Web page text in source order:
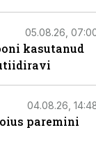
05.08.26,
kasutanud
04.08.26,
paremini